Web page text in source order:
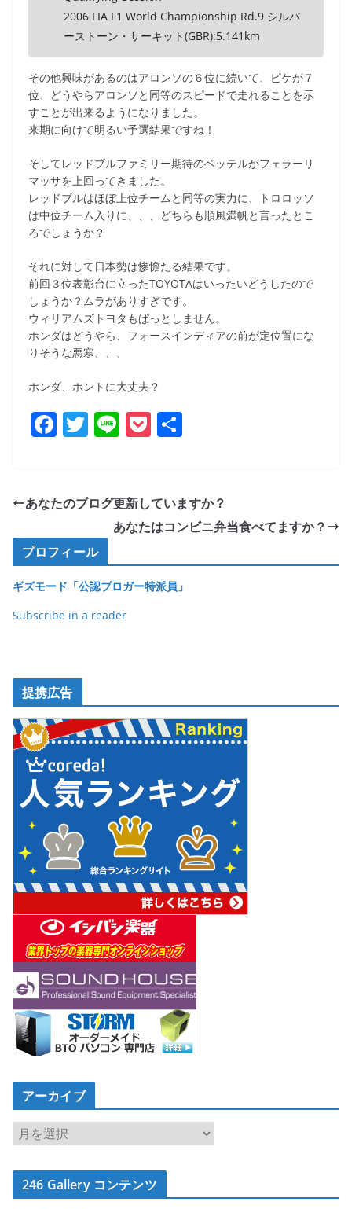
2006 FIA F1 World Championship Rd.9 シルバ
ーストーン・サーキット(GBR):5.141km
その他興味があるのはアロンソの６位に続いて、ピケが７
位、どうやらアロンソと同等のスピードで走れることを示
すことが出来るようになりました。
来期に向けて明るい予選結果ですね！
そしてレッドブルファミリー期待のベッテルがフェラーリ
マッサを上回ってきました。
レッドブルはほぼ上位チームと同等の実力に、トロロッソ
は中位チーム入りに、、、どちらも順風満帆と言ったとこ
ろでしょうか？
それに対して日本勢は惨憺たる結果です。
前回３位表彰台に立ったTOYOTAはいったいどうしたので
しょうか？ムラがありすぎです。
ウィリアムズトヨタもぱっとしません。
ホンダはどうやら、フォースインディアの前が定位置にな
りそうな悪寒、、、
ホンダ、ホントに大丈夫？
F
e
o
o
k
T
er
Li P
et
あなたのブログ更新していますか？
あなたはコンビニ弁当食べてますか？
プロフィール
ギズモード「公認ブロガー特派員」
Subscribe in a reader
提携広告
アーカイブ
ア
ー
カ
イ246 Gallery コンテンツ